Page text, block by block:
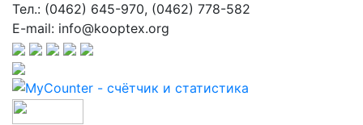
Тел.: (0462) 645-970, (0462) 778-582
E-mail: info@kooptex.org